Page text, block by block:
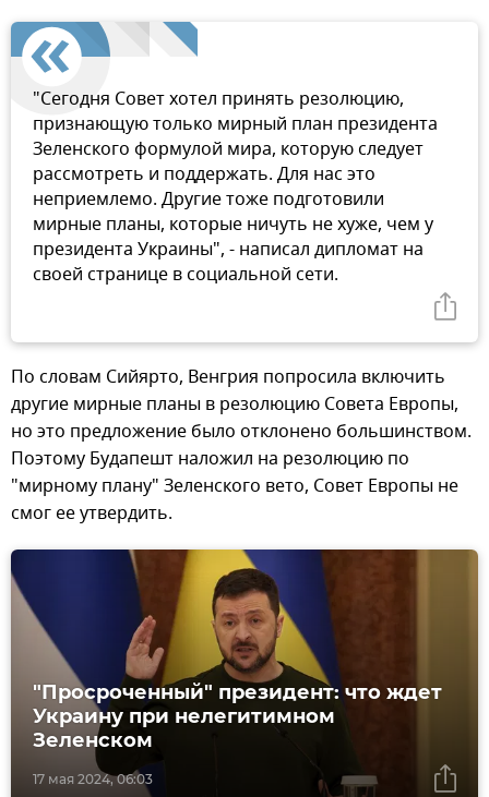
"Сегодня Совет хотел принять резолюцию,
признающую только мирный план президента
Зеленского формулой мира, которую следует
рассмотреть и поддержать. Для нас это
неприемлемо. Другие тоже подготовили
мирные планы, которые ничуть не хуже, чем у
президента Украины", - написал дипломат на
своей странице в социальной сети.
По словам Сийярто, Венгрия попросила включить
другие мирные планы в резолюцию Совета Европы,
но это предложение было отклонено большинством.
Поэтому Будапешт наложил на резолюцию по
"мирному плану" Зеленского вето, Совет Европы не
смог ее утвердить.
17 мая 2024, 06:03
"Просроченный" президент: что ждет
Украину при нелегитимном
Зеленском